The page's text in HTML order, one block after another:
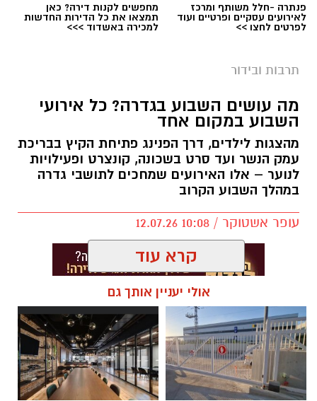
פנתרה -חלל משותף ומרכז
לאירועים עסקיים ופרטיים ועוד
לפרטים לחצו >>
מחפשים לקנות דירה? כאן
תמצאו את כל הדירות החדשות
למכירה באשדוד >>>
תרבות ובידור
מה עושים השבוע בגדרה? כל אירועי
השבוע במקום אחד
מהצגות לילדים, דרך הפנינג פתיחת הקיץ בבריכת
עמק הנשר ועד סרט בשכונה, קונצרט ופעילויות
לנוער – אלו האירועים שמחכים לתושבי גדרה
במהלך השבוע הקרוב
עופר אשטוקר / 10:08 12.07.26
תגים:אירועי קיץ בגדרה
קרא עוד
אולי יעניין אותך גם